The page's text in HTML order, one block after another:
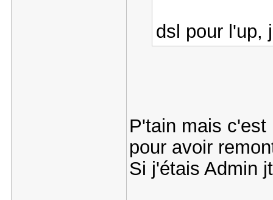
dsl pour l'up,
P'tain mais
pour avoir
Si j'étais Admin